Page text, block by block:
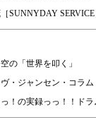
SUNNYDAY
の「世界を叩く」
・ジャンセン・コラム
！の実録っっ！！ド